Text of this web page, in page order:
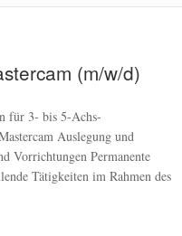
(m/w/d)
für 3- bis 5-Achs-
Auslegung und
Vorrichtungen Permanente
Tätigkeiten im Rahmen des